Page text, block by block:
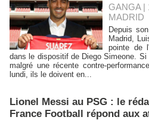
GANGA |
MADRID
Depuis
Madrid,
pointe de
dans le dispositif de Diego Simeone.
malgré une récente contre-
lundi, ils le doivent en...
Lionel Messi au PSG : le
France Football répond aux